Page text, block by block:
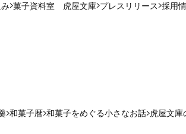
菓子資料室 虎屋文庫 プレスリリース 採用
和菓子暦 和菓子をめぐる小さなお話 虎屋文庫